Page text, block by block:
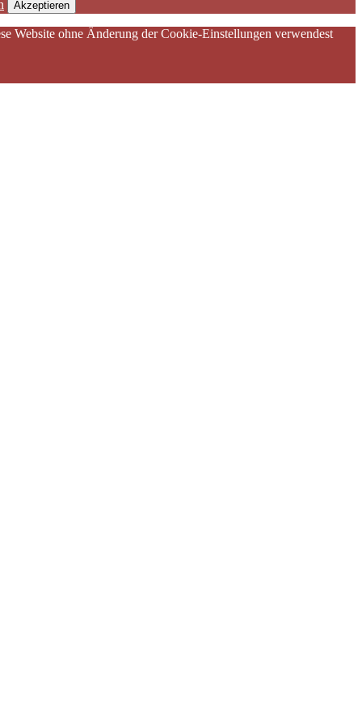
Akzeptieren
Website ohne Änderung der Cookie-Einstellungen verwendest